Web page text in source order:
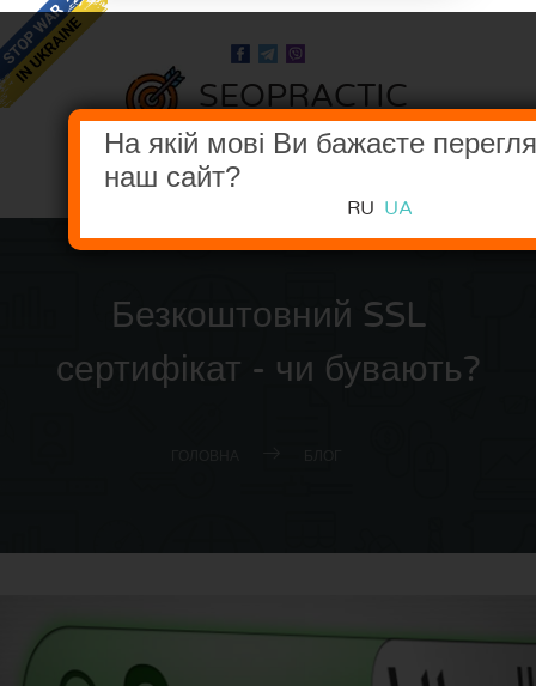
SEOPRACTIC
Безкоштовний SSL
сертифікат - чи бувають?
На якій мові Ви бажаєте
наш сайт?
RU UA